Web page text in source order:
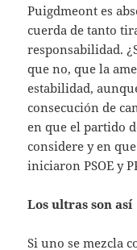
Puigdmeont es
cuerda de tanto
responsabilidad.
que no, que la
estabilidad,
consecución de
en que el partido
considere y en
iniciaron PSOE y
Los ultras son así
Si uno se mezcla